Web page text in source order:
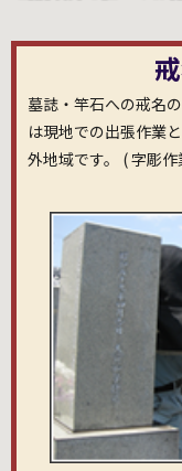
墓誌・竿石への戒名
は現地での出張作業
外地域です。 ( 字彫作